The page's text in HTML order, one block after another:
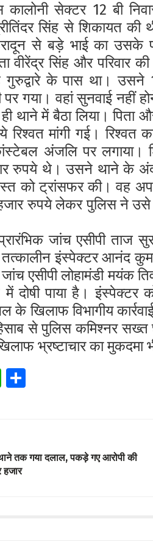
कालोनी सेक्टर 12 बी
सिंह से शिकायत
से बड़े भाई का उसके
वीरेंद्र सिंह और परिवार
के पास था। उसने
गया। वहां सुनवाई नहीं
थाने में बैठा लिया।
रिश्वत मांगी गई। रिश्वत
अंजलि पर
रुपये थे। उसने थाने के
को ट्रांसफर की। वह
रुपये लेकर पुलिस ने उसे
जांच एसीपी ताज
इंस्पेक्टर आनंद
एसीपी लोहामंडी मयंक
दोषी पाया है। इंस्पेक्टर
के खिलाफ विभागीय
से पुलिस कमिश्नर सख्त
भ्रष्टाचार का मुकदमा
W
A
p
तक गया दलाल, पकड़े गए आरोपी की
हजार